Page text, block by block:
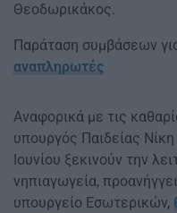
Θεοδωρικάκος.
Παράταση συμβάσεων
αναπληρωτές
Αναφορικά με τις
υπουργός Παιδείας
Ιουνίου ξεκινούν την
νηπιαγωγεία,
υπουργείο Εσωτερικών,